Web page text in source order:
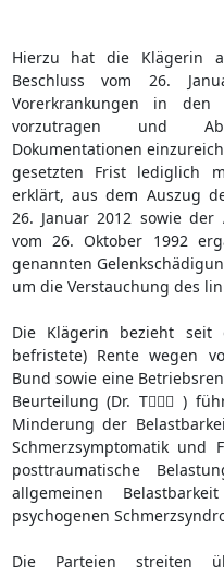
Hierzu hat die Klägerin
Beschluss vom 26.
Vorerkrankungen in
vorzutragen und
Dokumentationen
gesetzten Frist lediglich
erklärt, aus dem Auszug
26. Januar 2012 sowie der
vom 26. Oktober 1992
genannten
um die Verstauchung des
Die Klägerin bezieht
befristete) Rente wegen
Bund sowie eine
Beurteilung (Dr. T )
Minderung der
Schmerzsymptomatik und
posttraumatische
allgemeinen
psychogenen
Die Parteien streiten